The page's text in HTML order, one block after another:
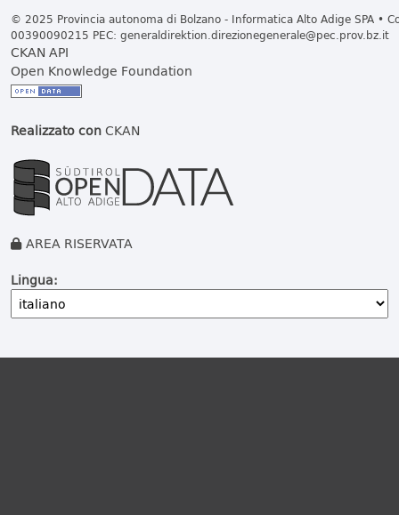
© 2025 Provincia autonoma di Bolzano - Informatica Alto Adige SPA •
00390090215 PEC: generaldirektion.direzionegenerale@pec.prov.bz.it
CKAN API
Open Knowledge Foundation
Realizzato conCKAN
AREA RISERVATA
Lingua